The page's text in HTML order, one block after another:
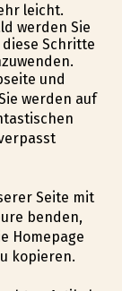
leicht.
werden Sie
Schritte
und
werden auf
Seite mit
befinden,
Homepage
kopieren.